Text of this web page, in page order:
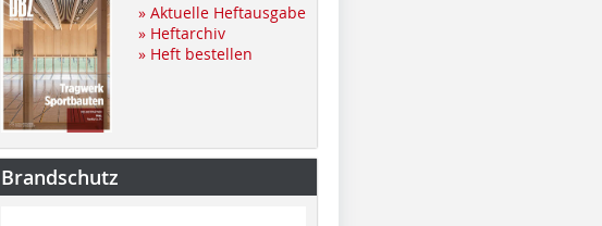
» Aktuelle Heftausgabe
» Heftarchiv
» Heft bestellen
Brandschutz